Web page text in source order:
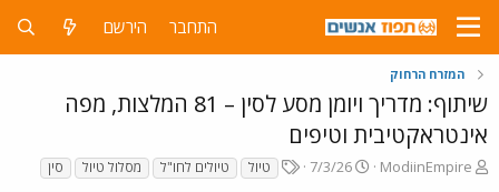
התחבר הירשם
המזרח הרחוק
שיתוף: מדריך ויומן מסע לסין – 81 המלצות, מפה
אינטראקטיבית וטיפים
פ
ModiinEmpire
פ
7/3/26
T
a
טיול טיולים לחו"ל מסלול טיול סין